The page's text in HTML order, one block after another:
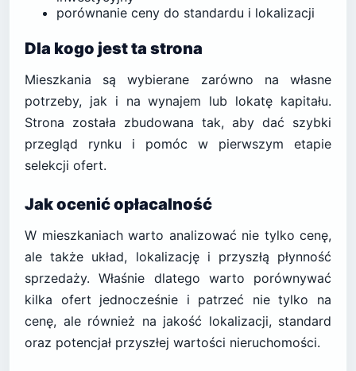
porównanie ceny do standardu i lokalizacji
Dla kogo jest ta strona
Mieszkania są wybierane zarówno na własne
potrzeby, jak i na wynajem lub lokatę kapitału.
Strona została zbudowana tak, aby dać szybki
przegląd rynku i pomóc w pierwszym etapie
selekcji ofert.
Jak ocenić opłacalność
W mieszkaniach warto analizować nie tylko cenę,
ale także układ, lokalizację i przyszłą płynność
sprzedaży. Właśnie dlatego warto porównywać
kilka ofert jednocześnie i patrzeć nie tylko na
cenę, ale również na jakość lokalizacji, standard
oraz potencjał przyszłej wartości nieruchomości.